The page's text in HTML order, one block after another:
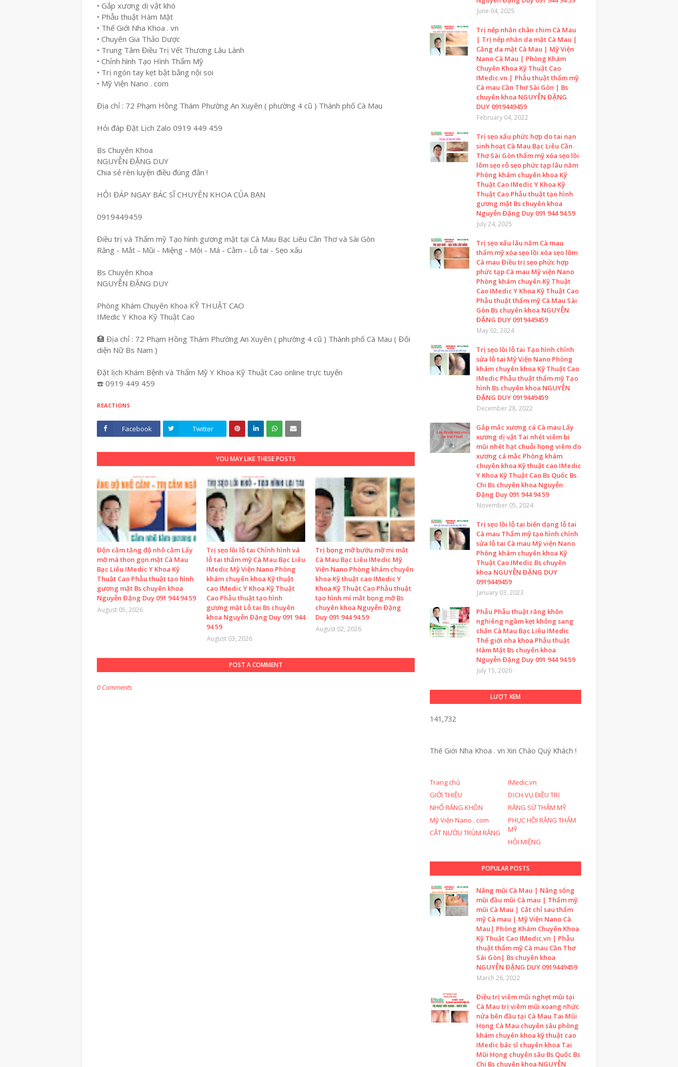
• Gắp xương dị vật khó
• Phẫu thuật Hàm Mặt
• Thế Giới Nha Khoa . vn
• Chuyên Gia Thảo Dược
• Trung Tâm Điều Trị Vết Thương Lâu Lành
• Chỉnh hình Tạo Hình Thẩm Mỹ
• Trị ngón tay kẹt bật bằng nội soi
• Mỹ Viện Nano . com
Địa chỉ : 72 Phạm Hồng Thám Phường An Xuyên ( phường 4 cũ ) Thành phố Cà Mau
Hỏi đáp Đặt Lịch Zalo 0919 449 459
Bs Chuyên Khoa
NGUYỄN ĐẶNG DUY
Chia sẻ rèn luyện điều đúng đắn !
HỎI ĐÁP NGAY BÁC SĨ CHUYÊN KHOA CỦA BẠN
0919449459
Điều trị và Thẩm mỹ Tạo hình gương mặt tại Cà Mau Bạc Liêu Cần Thơ và Sài Gòn
Răng - Mắt - Mũi - Miệng - Môi - Má - Cằm - Lỗ tai - Sẹo xấu
Bs Chuyên Khoa
NGUYỄN ĐẶNG DUY
Phòng Khám Chuyên Khoa KỸ THUẬT CAO
IMedic Y Khoa Kỹ Thuật Cao
🏥 Địa chỉ : 72 Phạm Hồng Thám Phường An Xuyên ( phường 4 cũ ) Thành phố Cà Mau ( Đối
diện Nữ Bs Nam )
Đặt lịch Khám Bệnh và Thẩm Mỹ Y Khoa Kỹ Thuật Cao online trực tuyến
☎️ 0919 449 459
REACTIONS
Facebook Twitter
YOU MAY LIKE THESE POSTS
Độn cằm tăng độ nhô cằm Lấy
mỡ má thon gọn mặt Cà Mau
Bạc Liêu IMedic Y Khoa Kỹ
Thuật Cao Phẫu thuật tạo hình
gương mặt Bs chuyên khoa
Nguyễn Đặng Duy 091 944 94 59
August 05, 2026
Trị sẹo lồi lỗ tai Chỉnh hình vá
lỗ tai thẩm mỹ Cà Mau Bạc Liêu
IMedic Mỹ Viện Nano Phòng
khám chuyên khoa Kỹ thuật
cao IMedic Y Khoa Kỹ Thuật
Cao Phẫu thuật tạo hình
gương mặt Lỗ tai Bs chuyên
khoa Nguyễn Đặng Duy 091 944
94 59
August 03, 2026
Trị bọng mỡ bướu mỡ mi mắt
Cà Mau Bạc Liêu IMedic Mỹ
Viện Nano Phòng khám chuyên
khoa Kỹ thuật cao IMedic Y
Khoa Kỹ Thuật Cao Phẫu thuật
tạo hình mí mắt bọng mỡ Bs
chuyên khoa Nguyễn Đặng
Duy 091 944 94 59
August 02, 2026
POST A COMMENT
0 Comments
June 04, 2025
Trị nếp nhăn chân chim Cà Mau
| Trị nếp nhăn da mặt Cà Mau |
Căng da mặt Cà Mau | Mỹ Viện
Nano Cà Mau | Phòng Khám
Chuyên Khoa Kỹ Thuật Cao
IMedic.vn | Phẫu thuật thẩm mỹ
Cà mau Cần Thơ Sài Gòn | Bs
chuyên khoa NGUYỄN ĐẶNG
DUY 0919449459
February 04, 2022
Trị sẹo xấu phức hợp do tai nạn
sinh hoạt Cà Mau Bạc Liêu Cần
Thơ Sài Gòn thẩm mỹ xóa sẹo lồi
lõm sẹo rỗ sẹo phức tạp lâu năm
Phòng khám chuyên khoa Kỹ
Thuật Cao IMedic Y Khoa Kỹ
Thuật Cao Phẫu thuật tạo hình
gương mặt Bs chuyên khoa
Nguyễn Đặng Duy 091 944 94 59
July 24, 2025
Trị sẹo xấu lâu năm Cà mau
thẩm mỹ xóa sẹo lồi xóa sẹo lõm
Cà mau Điều trị sẹo phức hợp
phức tạp Cà mau Mỹ viện Nano
Phòng khám chuyên Kỹ Thuật
Cao IMedic Y Khoa Kỹ Thuật Cao
Phẫu thuật thẩm mỹ Cà Mau Sài
Gòn Bs chuyên khoa NGUYỄN
ĐẶNG DUY 0919449459
May 02, 2024
Trị sẹo lồi lỗ tai Tạo hình chỉnh
sửa lỗ tai Mỹ Viện Nano Phòng
khám chuyên khoa Kỹ Thuật Cao
IMedic Phẫu thuật thẩm mỹ Tạo
hình Bs chuyên khoa NGUYỄN
ĐẶNG DUY 0919449459
December 28, 2022
Gắp mắc xương cá Cà mau Lấy
xương dị vật Tai nhét viêm bi
mũi nhét hạt chuỗi họng viêm do
xương cá mắc Phòng khám
chuyên khoa Kỹ thuật cao IMedic
Y Khoa Kỹ Thuật Cao Bs Quốc Bs
Chi Bs chuyên khoa Nguyễn
Đặng Duy 091 944 94 59
November 05, 2024
Trị sẹo lồi lỗ tai biến dạng lỗ tai
Cà mau Thẩm mỹ tạo hình chỉnh
sửa lỗ tai Cà mau Mỹ viện Nano
Phòng khám chuyên khoa Kỹ
Thuật Cao IMedic Bs chuyên
khoa NGUYỄN ĐẶNG DUY
0919449459
January 03, 2023
Phẫu Phẫu thuật răng khôn
nghiêng ngầm kẹt không sang
chấn Cà Mau Bạc Liêu IMedic
Thế giới nha khoa Phẫu thuật
Hàm Mặt Bs chuyên khoa
Nguyễn Đặng Duy 091 944 94 59
July 15, 2026
LƯỢT XEM
141,732
Thế Giới Nha Khoa . vn Xin Chào Quý Khách !
Trang chủ
IMedic.vn
GIỚI THIỆU
DỊCH VỤ ĐIỀU TRỊ
NHỔ RĂNG KHÔN
RĂNG SỨ THẨM MỸ
Mỹ Viện Nano . com
PHỤC HỒI RĂNG THẨM
MỸ
CẮT NƯỚU TRÙM RĂNG
HÔI MIỆNG
POPULAR POSTS
Nâng mũi Cà Mau | Nâng sống
mũi đầu mũi Cà mau | Thẩm mỹ
mũi Cà Mau | Cắt chỉ sau thẩm
mỹ Cà mau | Mỹ Viện Nano Cà
Mau| Phòng Khám Chuyên Khoa
Kỹ Thuật Cao IMedic.vn | Phẫu
thuật thẩm mỹ Cà mau Cần Thơ
Sài Gòn| Bs chuyên khoa
NGUYỄN ĐẶNG DUY 0919449459
March 26, 2022
Điều trị viêm mũi nghẹt mũi tại
Cà Mau trị viêm mũi xoang nhức
nửa bên đầu tại Cà Mau Tai Mũi
Họng Cà Mau chuyên sâu phòng
khám chuyên khoa kỹ thuật cao
IMedic bác sĩ chuyên khoa Tai
Mũi Họng chuyên sâu Bs Quốc Bs
Chi Bs chuyên khoa NGUYỄN